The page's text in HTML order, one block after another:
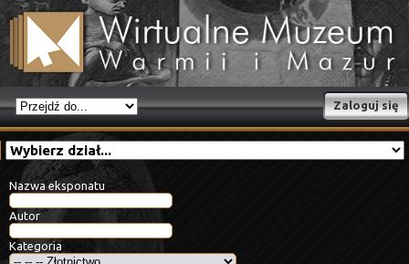
Zaloguj się
Nazwa eksponatu
Autor
Kategoria